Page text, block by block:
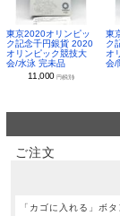
東京2020オリンピッ
ク記念千円銀貨 2020
オリンピック競技大
会/水泳 完未品
11,000円(税別)
東
ク
オ
会/
ご注文
「カゴに入れる」ボ